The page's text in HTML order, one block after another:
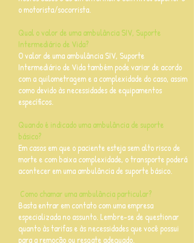
o motorista/socorrista.
Qual o valor de uma ambulância SIV, Suporte
Intermediário de Vida?
O valor de uma ambulância SIV, Suporte
Intermediário de Vida também pode variar de acordo
com a quilometragem e a complexidade do caso, assim
como devido às necessidades de equipamentos
específicos.
Quando é indicado uma ambulância de suporte
básico?
Em casos em que o paciente esteja sem alto risco de
morte e com baixa complexidade, o transporte poderá
acontecer em uma ambulância de suporte básico.
Como chamar uma ambulância particular?
Basta entrar em contato com uma empresa
especializada no assunto. Lembre-se de questionar
quanto às tarifas e às necessidades que você possui
para a remoção ou resgate adequado.